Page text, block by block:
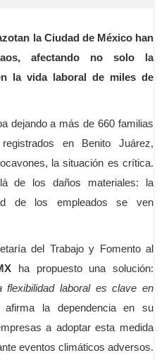
la Ciudad de México han
afectando no solo la
la vida laboral de miles de
dejando a más de 660 familias
en Benito Juárez,
la situación es crítica.
de los daños materiales: la
de los empleados se ven
del Trabajo y Fomento al
ha propuesto una solución:
flexibilidad laboral es clave en
la dependencia en su
a adoptar esta medida
eventos climáticos adversos.